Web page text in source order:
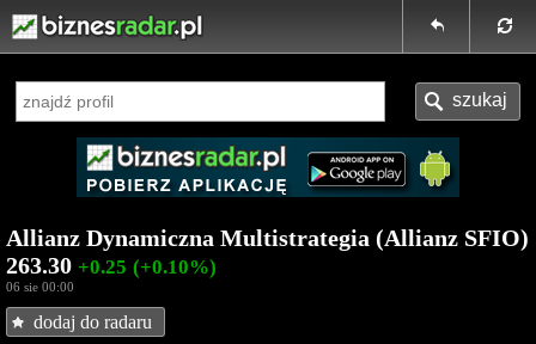
Allianz Dynamiczna Multistrategia (Allianz SFIO)
263.30 +0.25 (+0.10%)
06 sie 00:00
dodaj do radaru